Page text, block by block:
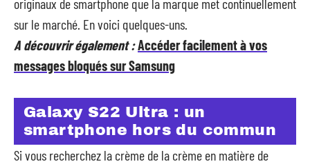
originaux de smartphone que la marque met continuellement
sur le marché. En voici quelques-uns.
A découvrir également :Accéder facilement à vos
messages bloqués sur Samsung
Galaxy S22 Ultra : un
smartphone hors du commun
Si vous recherchez la crème de la crème en matière de